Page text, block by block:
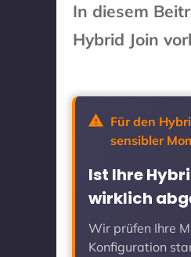
In diesem
Hybrid Join
Für den
sensibler
Ist Ihre
wirklich
Wir prüfen Ihre
Konfiguration